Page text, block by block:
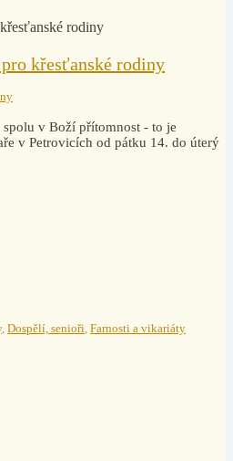
křesťanské rodiny
v Boží přítomnost - to je
v Petrovicích od pátku 14. do úterý
, Dospělí, senioři, Farnosti a vikariáty